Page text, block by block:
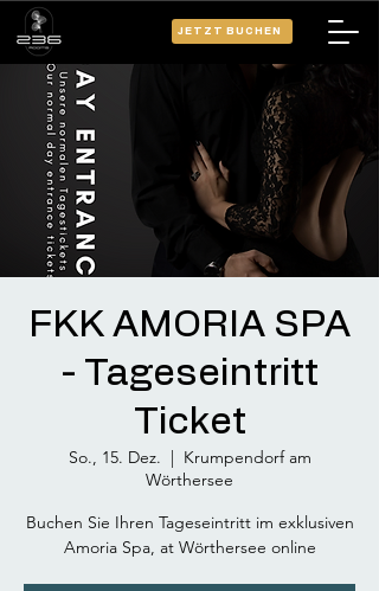
JETZT BUCHEN
FKK AMORIA SPA
- Tageseintritt
Ticket
So., 15. Dez.
  |
Krumpendorf am
Wörthersee
Buchen Sie Ihren Tageseintritt im exklusiven
Amoria Spa, at Wörthersee online